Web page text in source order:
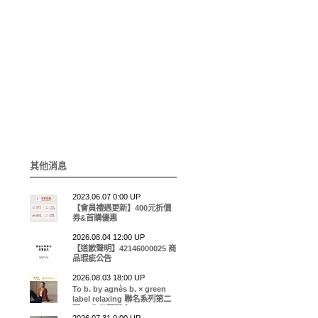
其他消息
2023.06.07 0:00 UP
【會員禮遇更新】400元折價
券&首購優惠
2026.08.04 12:00 UP
【道歉聲明】42146000025 商
品瑕疵公告
2026.08.03 18:00 UP
To b. by agnès b. × green
label relaxing 聯名系列第二